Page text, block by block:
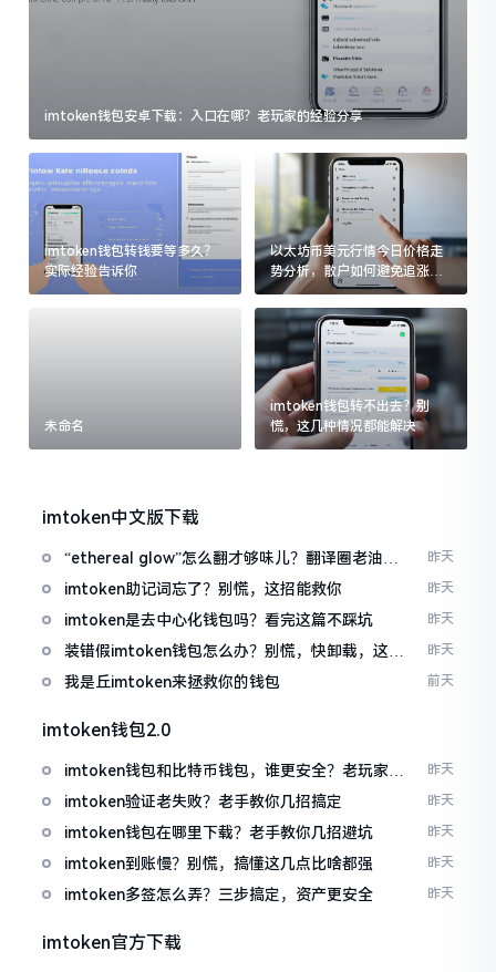
imtoken钱包安卓下载：入口在哪？老玩家的经验分享
imtoken钱包转钱要等多久？
实际经验告诉你
以太坊币美元行情今日价格走
势分析，散户如何避免追涨杀
跌被套牢
未命名
imtoken钱包转不出去？别
慌，这几种情况都能解决
imtoken中文版下载
“ethereal glow”怎么翻才够味儿？翻译圈老油条
的私房话
昨天
imtoken助记词忘了？别慌，这招能救你 昨天
imtoken是去中心化钱包吗？看完这篇不踩坑 昨天
装错假imtoken钱包怎么办？别慌，快卸载，这几
招能救急
昨天
我是丘imtoken来拯救你的钱包 前天
imtoken钱包2.0
imtoken钱包和比特币钱包，谁更安全？老玩家来
聊聊
昨天
imtoken验证老失败？老手教你几招搞定 昨天
imtoken钱包在哪里下载？老手教你几招避坑 昨天
imtoken到账慢？别慌，搞懂这几点比啥都强 昨天
imtoken多签怎么弄？三步搞定，资产更安全 昨天
imtoken官方下载